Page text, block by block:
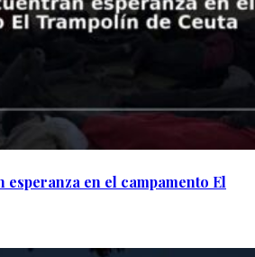
en el campamento El